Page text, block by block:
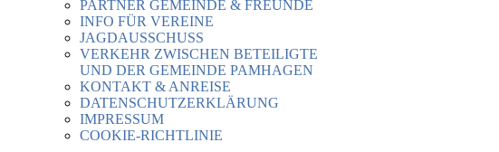
PARTNER GEMEINDE & FREUNDE
INFO FÜR VEREINE
JAGDAUSSCHUSS
VERKEHR ZWISCHEN BETEILIGTE
UND DER GEMEINDE PAMHAGEN
KONTAKT & ANREISE
DATENSCHUTZERKLÄRUNG
IMPRESSUM
COOKIE-RICHTLINIE